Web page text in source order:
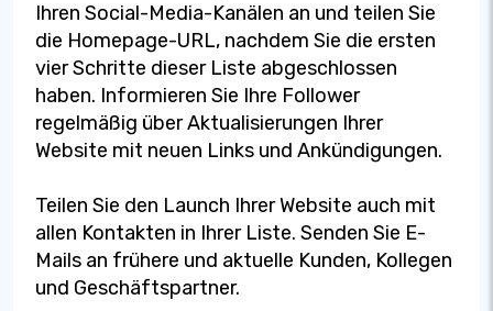
Ihren Social-Media-Kanälen an und teilen Sie
die Homepage-URL, nachdem Sie die ersten
vier Schritte dieser Liste abgeschlossen
haben. Informieren Sie Ihre Follower
regelmäßig über Aktualisierungen Ihrer
Website mit neuen Links und Ankündigungen.
Teilen Sie den Launch Ihrer Website auch mit
allen Kontakten in Ihrer Liste. Senden Sie E-
Mails an frühere und aktuelle Kunden, Kollegen
und Geschäftspartner.